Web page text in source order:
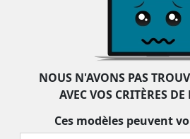
la sensation de conduire un
l'expérience d'une conduite
qualités d'une vraie berline 4
et l'habitabilité ;
les mêmes équipements et
même modèle en version
coupé-cabriolet : ce type de
NOUS N'AVONS PAS
AVEC VOS CRITÈRES DE
Ces modèles peuvent